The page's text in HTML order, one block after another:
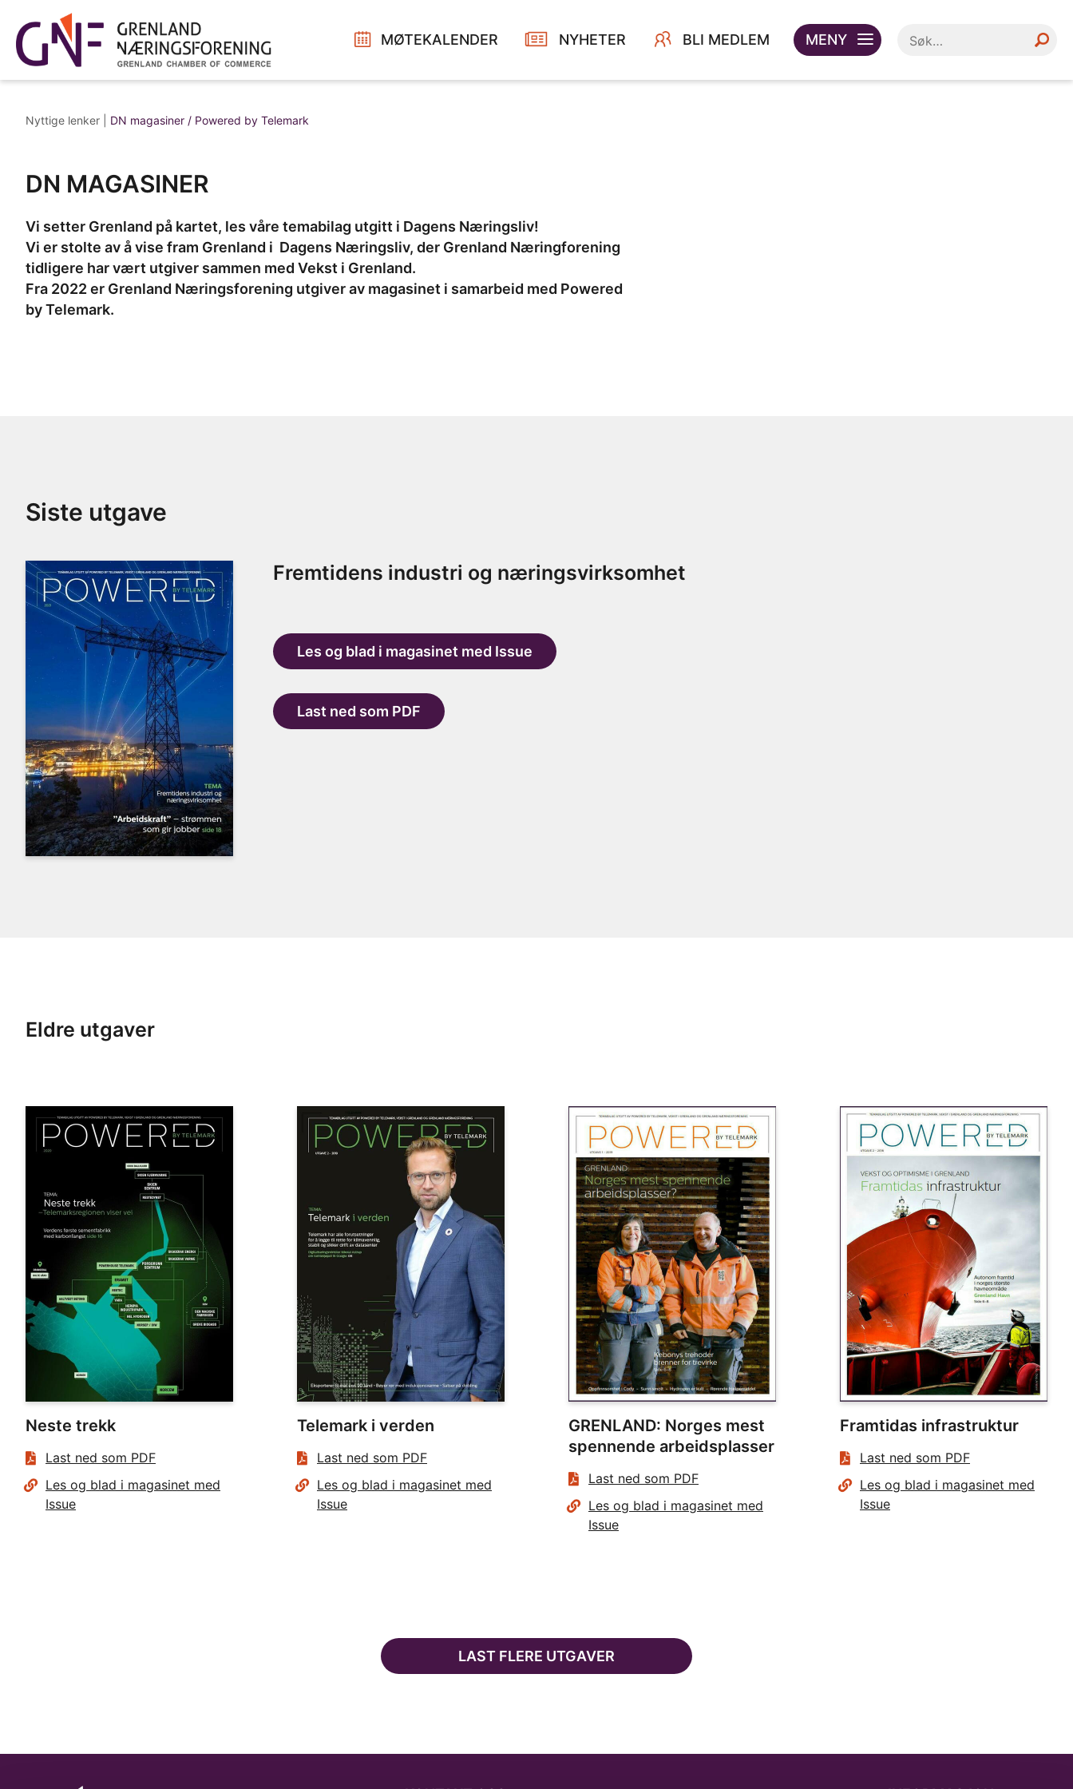
MENY
MØTEKALENDER BLI MEDLEM
NYHETER
Nyttige lenker | DN magasiner / Powered by Telemark
DN MAGASINER
Vi setter Grenland på kartet, les våre temabilag utgitt i Dagens Næringsliv!
Vi er stolte av å vise fram Grenland i Dagens Næringsliv, der Grenland Næringforening
tidligere har vært utgiver sammen med Vekst i Grenland.
Fra 2022 er Grenland Næringsforening utgiver av magasinet i samarbeid med Powered
by Telemark.
Siste utgave
Fremtidens industri og næringsvirksomhet
Les og blad i magasinet med Issue
Last ned som PDF
Eldre utgaver
Neste trekk
Last ned som PDF
Les og blad i magasinet med
Issue
Telemark i verden
Last ned som PDF
Les og blad i magasinet med
Issue
GRENLAND: Norges mest
spennende arbeidsplasser
Last ned som PDF
Les og blad i magasinet med
Issue
Framtidas infrastruktur
Last ned som PDF
Les og blad i magasinet med
Issue
LAST FLERE UTGAVER